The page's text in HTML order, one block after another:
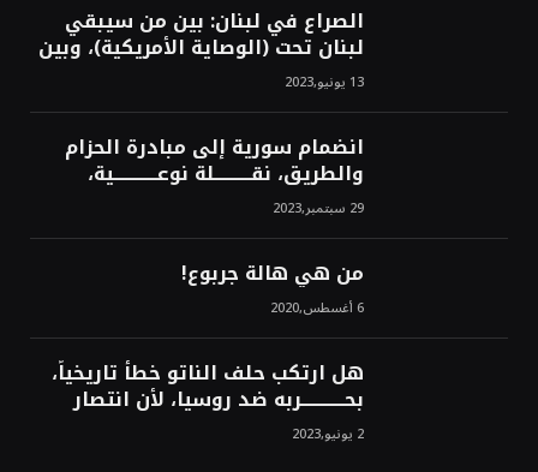
الصراع في لبنان: بين من سيبقي
لبنان تحت (الوصاية الأمريكية)، وبين
من سيخرج لبنان من النفق الغربي!
محمد محسن13 يونيو,2023
انضمام سورية إلى مبادرة الحزام
والطريق، نقــــــــــلة نوعــــــــــــية،
استراتيجية، تاريخية، نهائية، نحو
الشرق!محمد محسن29 سبتمبر,2023
من هي هالة جربوع!
6 أغسطس,2020
هل ارتكب حلف الناتو خطأً تاريخياً،
بحــــــــــــربه ضد روسيا، لأن انتصار
روسيا الحتمي، سيفتت الناتو!محمد
محسن 2 يونيو,2023